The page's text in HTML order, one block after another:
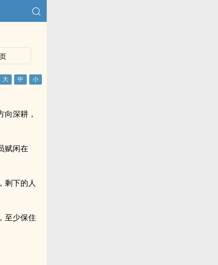
深耕，
赋闲在
剩下的人
至少保住